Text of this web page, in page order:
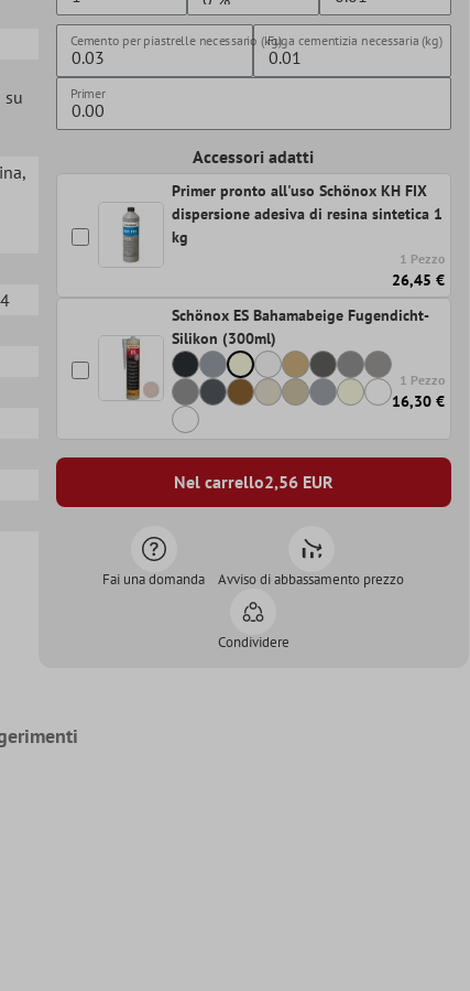
su
,
Cemento per piastrelle necessario (kg)Fuga cementizia necessaria (kg)
Primer
Accessori adatti
Primer pronto all'uso Schönox KH FIX
dispersione adesiva di resina sintetica 1
kg
1 Pezzo
26,45 €
Schönox ES Bahamabeige Fugendicht-
Silikon (300ml)
1 Pezzo
16,30 €
Nel carrello2,56EUR
Fai una domanda Avviso di abbassamento prezzo
Condividere